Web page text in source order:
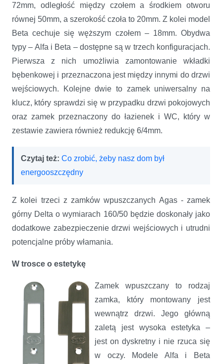
72mm, odległość między czołem a środkiem otworu
równej 50mm, a szerokość czoła to 20mm. Z kolei model
Beta cechuje się węższym czołem – 18mm. Obydwa
typy – Alfa i Beta – dostępne są w trzech konfiguracjach.
Pierwsza z nich umożliwia zamontowanie wkładki
bębenkowej i przeznaczona jest między innymi do drzwi
wejściowych. Kolejne dwie to zamek uniwersalny na
klucz, który sprawdzi się w przypadku drzwi pokojowych
oraz zamek przeznaczony do łazienek i WC, który w
zestawie zawiera również redukcję 6/4mm.
Czytaj też: Co zrobić, żeby nasz dom był
energooszczędny
Z kolei trzeci z zamków wpuszczanych Agas - zamek
górny Delta o wymiarach 160/50 będzie doskonały jako
dodatkowe zabezpieczenie drzwi wejściowych i utrudni
potencjalne próby włamania.
W trosce o estetykę
Zamek wpuszczany to rodzaj
zamka, który montowany jest
wewnątrz drzwi. Jego główną
zaletą jest wysoka estetyka –
jest on dyskretny i nie rzuca się
w oczy. Modele Alfa i Beta